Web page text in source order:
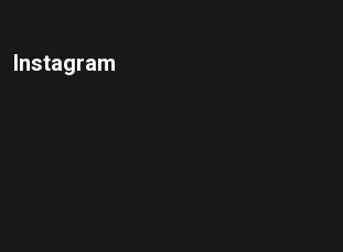
Instagram